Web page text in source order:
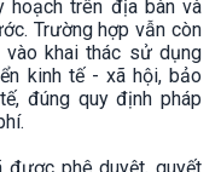
hoạch trên địa bàn và
Trường hợp vẫn còn
khai thác sử dụng
kinh tế - xã hội, bảo
đúng quy định pháp
phê duyệt, quyết